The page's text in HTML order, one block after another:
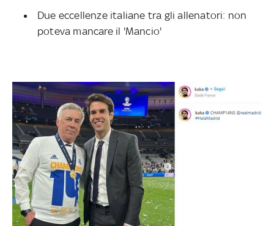
Due eccellenze italiane tra gli allenatori: non
poteva mancare il 'Mancio'